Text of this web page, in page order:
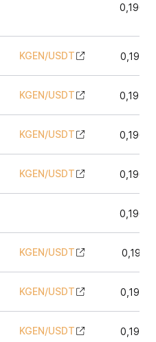
KGEN/USDT
KGEN/USDT
KGEN/USDT
KGEN/USDT
KGEN/USDT
KGEN/USDT
KGEN/USDT